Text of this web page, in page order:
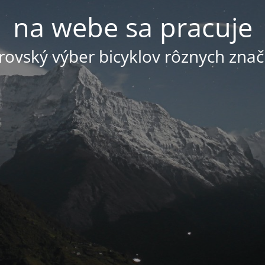
na webe sa pracuje
výber bicyklov rôznych